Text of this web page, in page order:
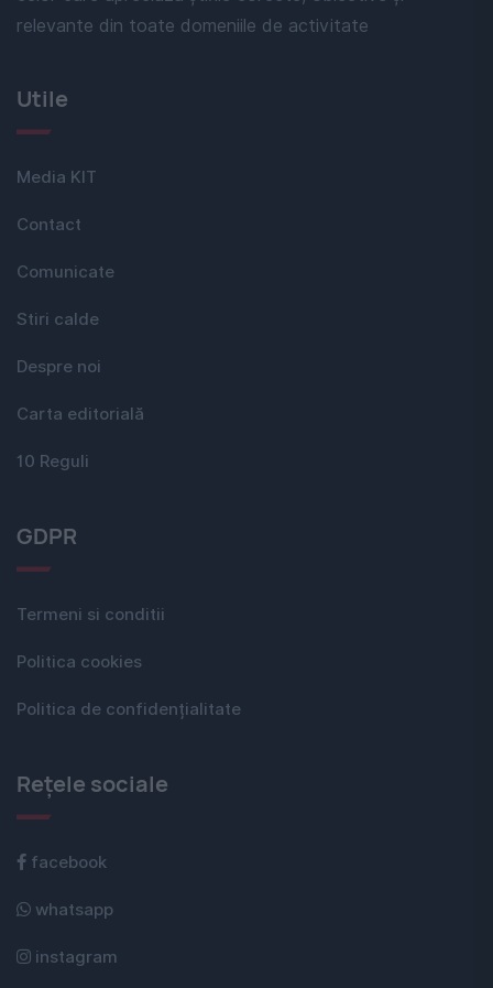
relevante din toate domeniile de activitate
Utile
Media KIT
Contact
Comunicate
Stiri calde
Despre noi
Carta editorială
10 Reguli
GDPR
Termeni si conditii
Politica cookies
Politica de confidențialitate
Rețele sociale
facebook
whatsapp
instagram